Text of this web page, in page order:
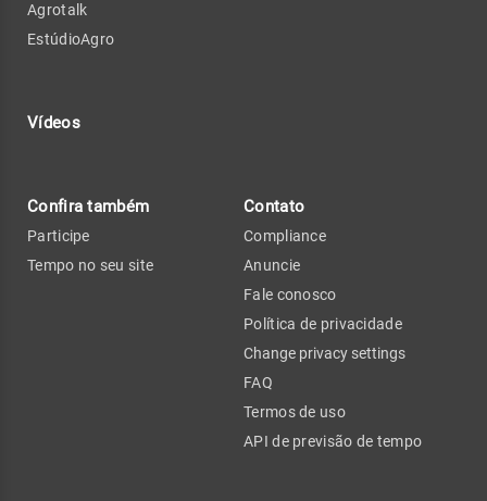
Agrotalk
EstúdioAgro
Vídeos
Confira também
Participe
Tempo no seu site
Contato
Compliance
Anuncie
Fale conosco
Política de privacidade
Change privacy settings
FAQ
Termos de uso
API de previsão de tempo